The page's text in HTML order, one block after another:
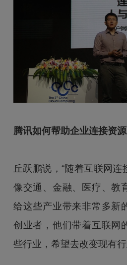
腾讯如何帮助企业连接资源
丘跃鹏说，“随着互联网
像交通、金融、医疗、教
给这些产业带来非常多新
创业者，他们带着互联网
些行业，希望去改变现有